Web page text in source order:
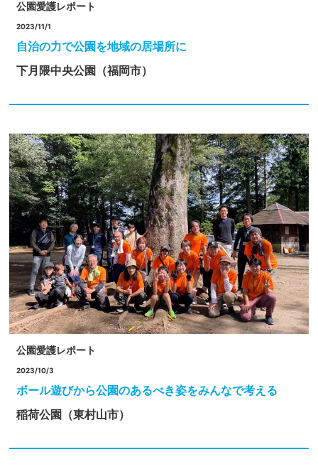
公園愛護レポート
2023/11/1
自治の力で公園を地域の居場所に
下月隈中央公園（福岡市）
公園愛護レポート
2023/10/3
ボール遊びから公園のあるべき姿をみんなで考える
稲荷公園（東村山市）